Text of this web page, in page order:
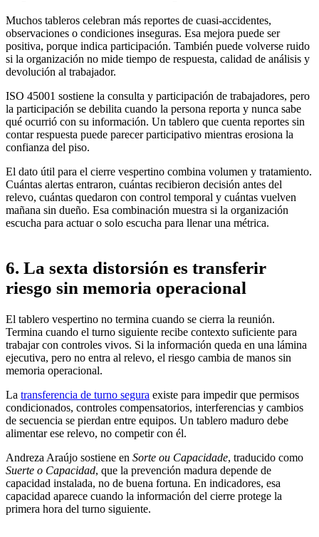
Muchos tableros celebran más reportes de cuasi-accidentes,
observaciones o condiciones inseguras. Esa mejora puede ser
positiva, porque indica participación. También puede volverse ruido
si la organización no mide tiempo de respuesta, calidad de análisis y
devolución al trabajador.
ISO 45001 sostiene la consulta y participación de trabajadores, pero
la participación se debilita cuando la persona reporta y nunca sabe
qué ocurrió con su información. Un tablero que cuenta reportes sin
contar respuesta puede parecer participativo mientras erosiona la
confianza del piso.
El dato útil para el cierre vespertino combina volumen y tratamiento.
Cuántas alertas entraron, cuántas recibieron decisión antes del
relevo, cuántas quedaron con control temporal y cuántas vuelven
mañana sin dueño. Esa combinación muestra si la organización
escucha para actuar o solo escucha para llenar una métrica.
6. La sexta distorsión es transferir
riesgo sin memoria operacional
El tablero vespertino no termina cuando se cierra la reunión.
Termina cuando el turno siguiente recibe contexto suficiente para
trabajar con controles vivos. Si la información queda en una lámina
ejecutiva, pero no entra al relevo, el riesgo cambia de manos sin
memoria operacional.
La transferencia de turno segura existe para impedir que permisos
condicionados, controles compensatorios, interferencias y cambios
de secuencia se pierdan entre equipos. Un tablero maduro debe
alimentar ese relevo, no competir con él.
Andreza Araújo sostiene en Sorte ou Capacidade, traducido como
Suerte o Capacidad, que la prevención madura depende de
capacidad instalada, no de buena fortuna. En indicadores, esa
capacidad aparece cuando la información del cierre protege la
primera hora del turno siguiente.